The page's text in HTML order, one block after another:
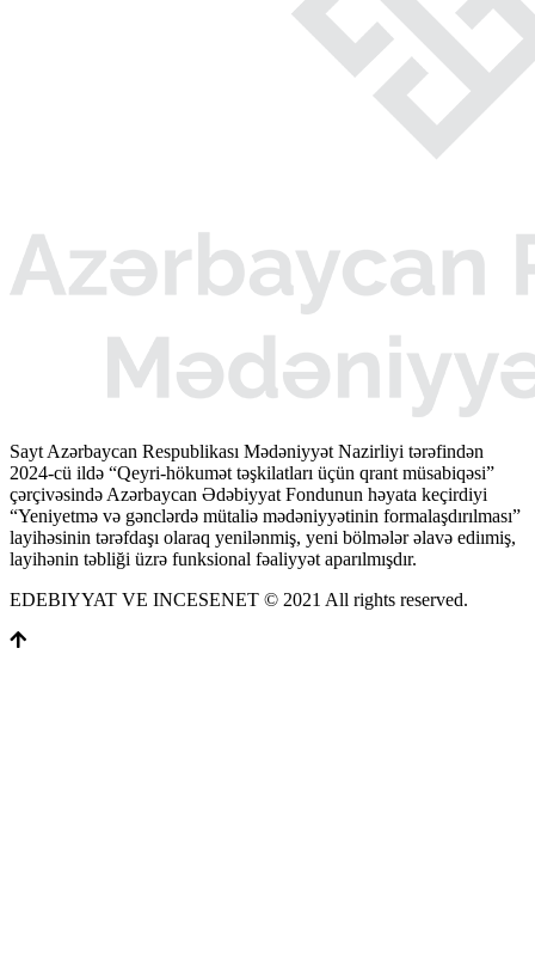
Sayt Azərbaycan Respublikası Mədəniyyət Nazirliyi tərəfindən
2024-cü ildə “Qeyri-hökumət təşkilatları üçün qrant müsabiqəsi”
çərçivəsində Azərbaycan Ədəbiyyat Fondunun həyata keçirdiyi
“Yeniyetmə və gənclərdə mütaliə mədəniyyətinin formalaşdırılması”
layihəsinin tərəfdaşı olaraq yenilənmiş, yeni bölmələr əlavə ediımiş,
layihənin təbliği üzrə funksional fəaliyyət aparılmışdır.
EDEBIYYAT VE INCESENET © 2021 All rights reserved.